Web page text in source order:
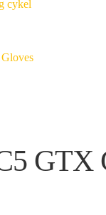
cykel
GTX